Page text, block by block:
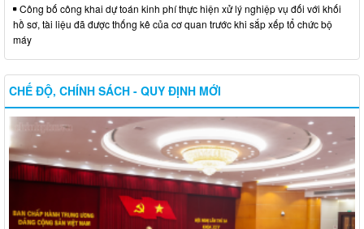
Công bố công khai dự toán kinh phí thực hiện xử lý nghiệp vụ đối với khối
hồ sơ, tài liệu đã được thống kê của cơ quan trước khi sắp xếp tổ chức bộ
máy
CHẾ ĐỘ, CHÍNH SÁCH - QUY ĐỊNH MỚI